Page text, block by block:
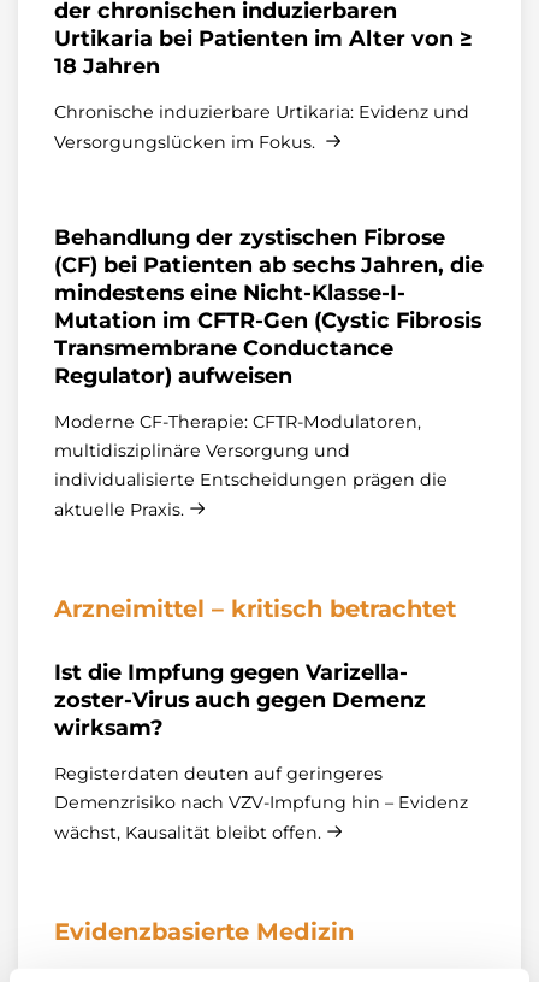
der chronischen induzierbaren
Urtikaria bei Patienten im Alter von ≥
18 Jahren
Chronische induzierbare Urtikaria: Evidenz und
Versorgungslücken im Fokus.
Behandlung der zystischen Fibrose
(CF) bei Patienten ab sechs Jahren, die
mindestens eine Nicht-Klasse-I-
Mutation im CFTR-Gen (Cystic Fibrosis
Transmembrane Conductance
Regulator) aufweisen
Moderne CF‑Therapie: CFTR‑Modulatoren,
multidisziplinäre Versorgung und
individualisierte Entscheidungen prägen die
aktuelle Praxis.
Arzneimittel – kritisch betrachtet
Ist die Impfung gegen Varizella-
zoster-Virus auch gegen Demenz
wirksam?
Registerdaten deuten auf geringeres
Demenzrisiko nach VZV‑Impfung hin – Evidenz
wächst, Kausalität bleibt offen.
Evidenzbasierte Medizin